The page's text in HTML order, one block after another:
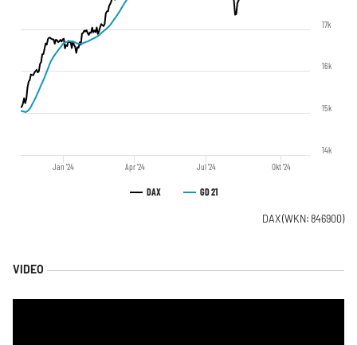
DAX GD 21
Jan '24 Jul '24
Apr '24 Okt '24
14k
15k
16k
17k
DAX(WKN: 846900)